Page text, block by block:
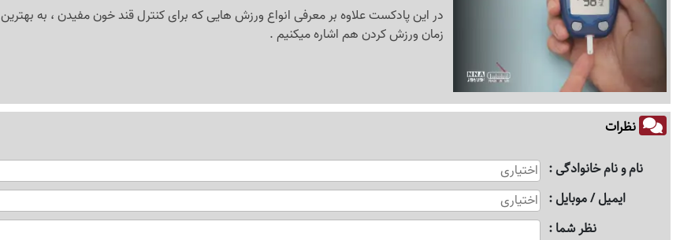
در این پادکست علاوه بر معرفی انواع ورزش هایی که برای کنترل قند خون مفیدن ، به بهترین
زمان ورزش کردن هم اشاره میکنیم .
نظرات
نام و نام خانوادگی
ایمیل / موبایل
نظر شما